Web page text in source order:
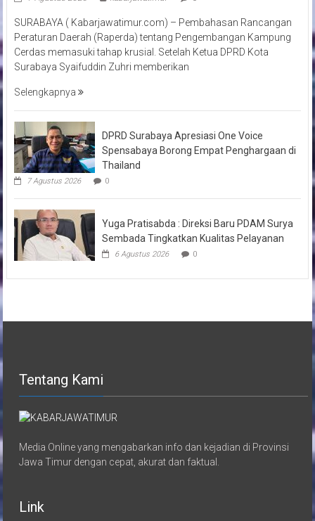
SURABAYA ( Kabarjawatimur.com) – Pembahasan Rancangan
Peraturan Daerah (Raperda) tentang Pengembangan Kampung
Cerdas memasuki tahap krusial. Setelah Ketua DPRD Kota
Surabaya Syaifuddin Zuhri memberikan
Selengkapnya
DPRD Surabaya Apresiasi One Voice
Spensabaya Borong Empat Penghargaan di
Thailand
7 Agustus 2026 0
Yuga Pratisabda : Direksi Baru PDAM Surya
Sembada Tingkatkan Kualitas Pelayanan
6 Agustus 2026 0
Tentang Kami
Media Online yang mengabarkan info dan kejadian di Provinsi
Jawa Timur dengan cepat, akurat dan faktual.
Link